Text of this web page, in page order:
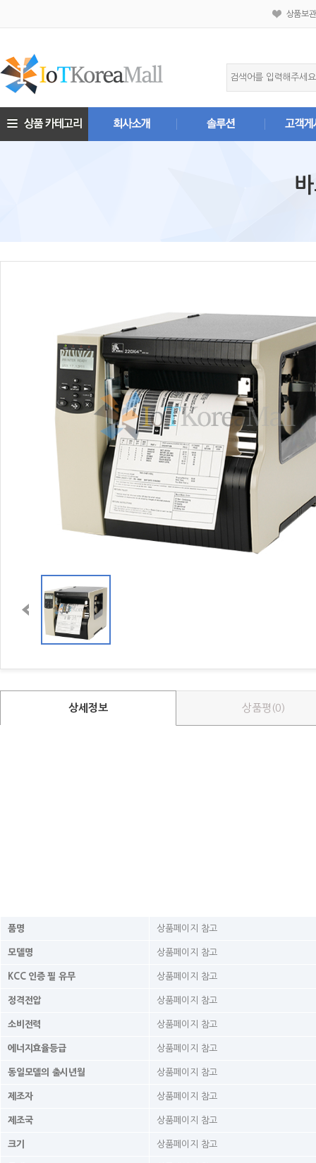
상품보
상세정보 상품평(0)
품명 상품페이지 참고
모델명 상품페이지 참고
KCC 인증 필 유무 상품페이지 참고
정격전압 상품페이지 참고
소비전력 상품페이지 참고
에너지효율등급 상품페이지 참고
동일모델의 출시년월 상품페이지 참고
제조자 상품페이지 참고
제조국 상품페이지 참고
크기 상품페이지 참고